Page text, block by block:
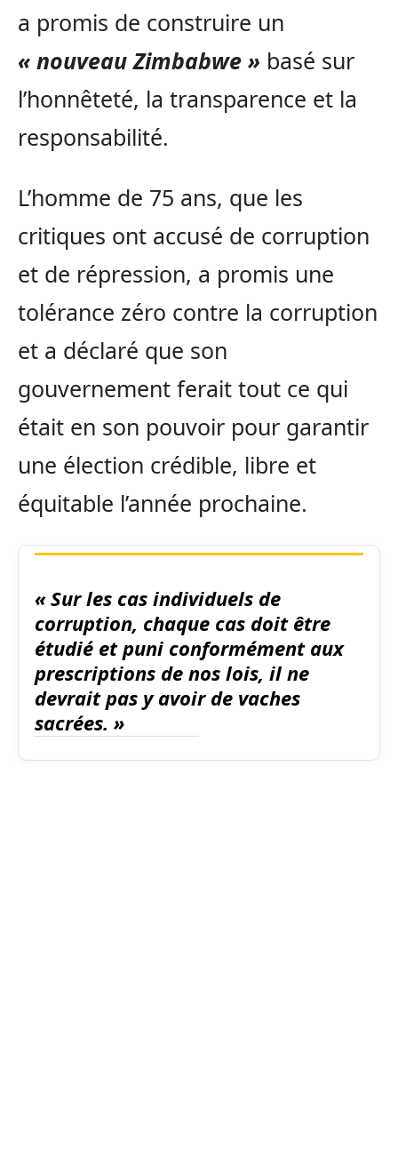
a promis de construire un
« nouveau Zimbabwe » basé sur
l’honnêteté, la transparence et la
responsabilité.
L’homme de 75 ans, que les
critiques ont accusé de corruption
et de répression, a promis une
tolérance zéro contre la corruption
et a déclaré que son
gouvernement ferait tout ce qui
était en son pouvoir pour garantir
une élection crédible, libre et
équitable l’année prochaine.
« Sur les cas individuels de
corruption, chaque cas doit être
étudié et puni conformément aux
prescriptions de nos lois, il ne
devrait pas y avoir de vaches
sacrées. »